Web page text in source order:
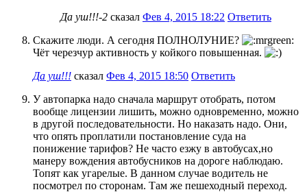
Да уш!!!-2 сказал Фев 4, 2015 18:22 Ответить
Скажите люди. А сегодня ПОЛНОЛУНИЕ?
Чёт черезчур активность у койкого повышенная.
Да уш!!! сказал Фев 4, 2015 18:50 Ответить
У автопарка надо сначала маршрут отобрать, потом
вообще лицензии лишить, можно одновременно, можно
в другой последовательности. Но наказать надо. Они,
что опять проплатили постановление суда на
понижение тарифов? Не часто езжу в автобусах,но
манеру вождения автобусников на дороге наблюдаю.
Топят как угарелые. В данном случае водитель не
посмотрел по сторонам. Там же пешеходный переход.